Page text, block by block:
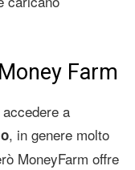
Farm
a
, in genere molto
MoneyFarm offre